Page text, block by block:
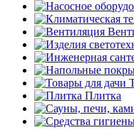
Плитка